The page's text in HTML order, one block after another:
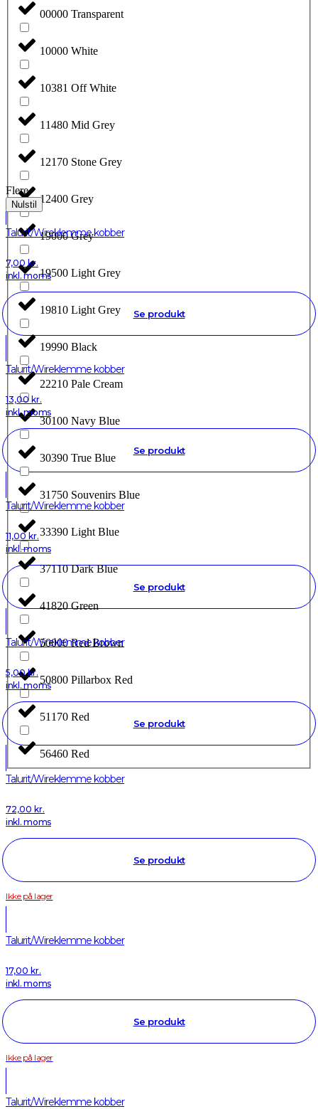
00000 Transparent
10000 White
10381 Off White
11480 Mid Grey
12170 Stone Grey
12400 Grey
19000 Grey
19500 Light Grey
19810 Light Grey
19990 Black
22210 Pale Cream
30100 Navy Blue
30390 True Blue
31750 Souvenirs Blue
33390 Light Blue
37110 Dark Blue
41820 Green
50000 Red Brown
50800 Pillarbox Red
51170 Red
56460 Red
Flere
Nulstil
Talurit/Wireklemme kobber
7,00kr.
inkl. moms
Se produkt
Talurit/Wireklemme kobber
13,00 kr.
inkl. moms
Se produkt
Talurit/Wireklemme kobber
11,00 kr.
inkl. moms
Se produkt
Talurit/Wireklemme kobber
5,00kr.
inkl. moms
Se produkt
Talurit/Wireklemme kobber
72,00 kr.
inkl. moms
Se produkt
Ikke på lager
Talurit/Wireklemme kobber
17,00 kr.
inkl. moms
Se produkt
Ikke på lager
Talurit/Wireklemme kobber